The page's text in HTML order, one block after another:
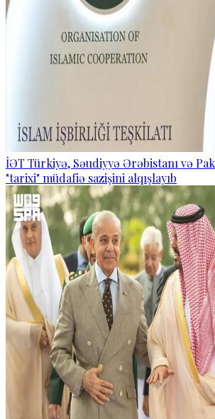
İƏT Türkiyə, Səudiyyə Ərəbistanı və
"tarixi" müdafiə sazişini alqışlayıb